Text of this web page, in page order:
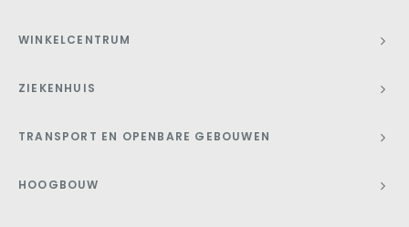
WINKELCENTRUM
ZIEKENHUIS
TRANSPORT EN OPENBARE GEBOUWEN
HOOGBOUW